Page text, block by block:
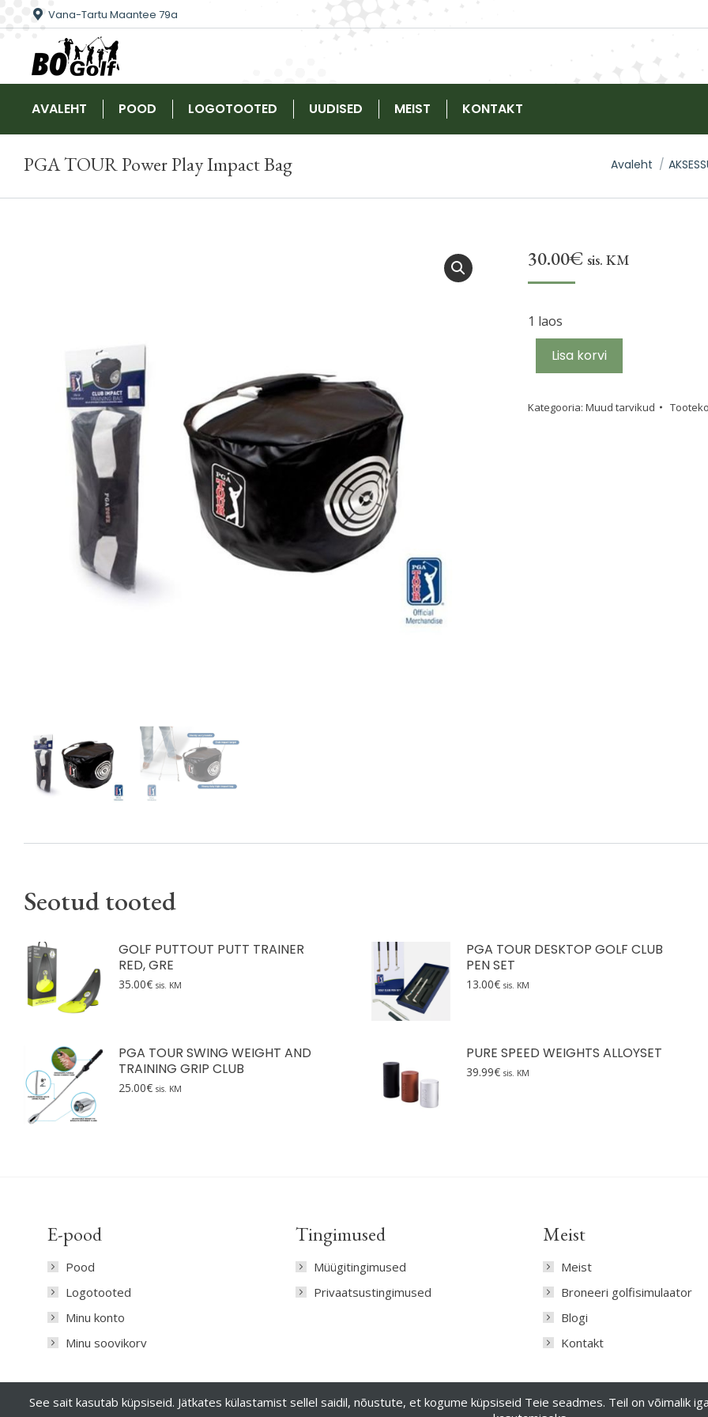
Vana-Tartu Maantee 79a
AVALEHT POOD LOGOTOOTED UUDISED MEIST KONTAKT
PGA TOUR Power Play Impact Bag You are here:
Avaleht
30.00€ sis. KM
1 laos
Lisa korvi
Kategooria: Muud tarvikud
Seotud tooted
GOLF PUTTOUT PUTT TRAINER
RED, GRE
35.00€ sis. KM
PGA TOUR DESKTOP GOLF CLUB
PEN SET
13.00€ sis. KM
PGA TOUR SWING WEIGHT AND
TRAINING GRIP CLUB
25.00€ sis. KM
PURE SPEED WEIGHTS ALLOYSET
39.99€ sis. KM
E-pood
Pood
Logotooted
Minu konto
Minu soovikorv
Tingimused
Müügitingimused
Privaatsustingimused
Meist
Meist
Broneeri golfisimulaator
Blogi
Kontakt
See sait kasutab küpsiseid. Jätkates külastamist sellel saidil, nõustute, et kogume küpsiseid Teie seadmes. Teil on võimalik